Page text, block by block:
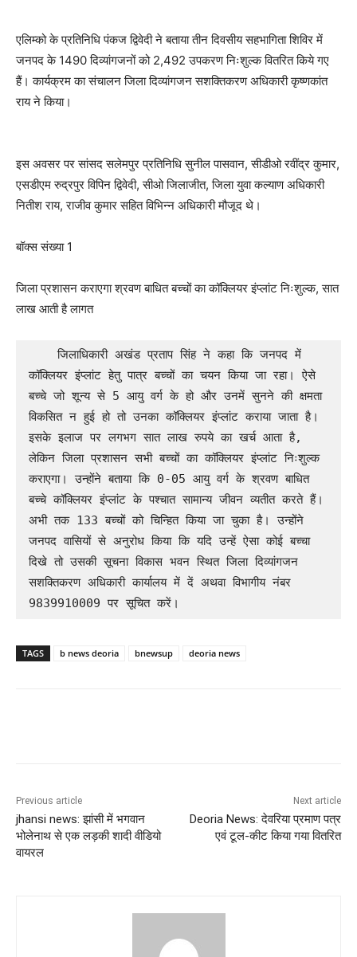
एलिम्को के प्रतिनिधि पंकज द्विवेदी ने बताया तीन दिवसीय सहभागिता शिविर में
जनपद के 1490 दिव्यांगजनों को 2,492 उपकरण निःशुल्क वितरित किये गए
हैं। कार्यक्रम का संचालन जिला दिव्यांगजन सशक्तिकरण अधिकारी कृष्णकांत
राय ने किया।
इस अवसर पर सांसद सलेमपुर प्रतिनिधि सुनील पासवान, सीडीओ रवींद्र कुमार,
एसडीएम रुद्रपुर विपिन द्विवेदी, सीओ जिलाजीत, जिला युवा कल्याण अधिकारी
नितीश राय, राजीव कुमार सहित विभिन्न अधिकारी मौजूद थे।
बॉक्स संख्या 1
जिला प्रशासन कराएगा श्रवण बाधित बच्चों का कॉक्लियर इंप्लांट निःशुल्क, सात
लाख आती है लागत
    जिलाधिकारी अखंड प्रताप सिंह ने कहा कि जनपद में
कॉक्लियर इंप्लांट हेतु पात्र बच्चों का चयन किया जा रहा। ऐसे
बच्चे जो शून्य से 5 आयु वर्ग के हो और उनमें सुनने की क्षमता
विकसित न हुई हो तो उनका कॉक्लियर इंप्लांट कराया जाता है।
इसके इलाज पर लगभग सात लाख रुपये का खर्च आता है,
लेकिन जिला प्रशासन सभी बच्चों का कॉक्लियर इंप्लांट निःशुल्क
कराएगा। उन्होंने बताया कि 0-05 आयु वर्ग के श्रवण बाधित
बच्चे कॉक्लियर इंप्लांट के पश्चात सामान्य जीवन व्यतीत करते हैं।
अभी तक 133 बच्चों को चिन्हित किया जा चुका है। उन्होंने
जनपद वासियों से अनुरोध किया कि यदि उन्हें ऐसा कोई बच्चा
दिखे तो उसकी सूचना विकास भवन स्थित जिला दिव्यांगजन
सशक्तिकरण अधिकारी कार्यालय में दें अथवा विभागीय नंबर
9839910009 पर सूचित करें।
TAGS b news deoria bnewsup deoria news
Previous article
jhansi news: झांसी में भगवान
भोलेनाथ से एक लड़की शादी वीडियो
वायरल
Next article
Deoria News: देवरिया प्रमाण पत्र
एवं टूल-कीट किया गया वितरित